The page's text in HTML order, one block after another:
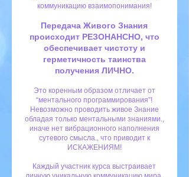
коммуникацию взаимопонимания!
Передача Живого Знания
происходит РЕЗОНАНСНО, что
обеспечивает чистоту и
герметичность таинства
получения ЛИЧНО.
Это коренным образом отличает от
“ментального программирования”!
Невозможно проводить живое Знание
обладая только ментальными знаниями.,
иначе нет вибрационного наполнения
сутевого смысла., что приводит к
ИСКАЖЕНИЯМ!
Каждый участник курса выстраивает